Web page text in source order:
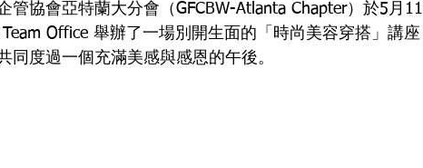
管協會亞特蘭大分會（GFCBW-Atlanta Chapter）於5月
Team Office 舉辦了一場別開生面的「時尚美容穿搭」講
同度過一個充滿美感與感恩的午後。